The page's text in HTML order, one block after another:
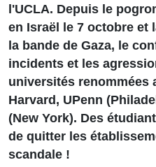
l'UCLA. Depuis le
en Israël le 7 octobre et
la bande de Gaza, le
incidents et les
universités renommées
Harvard, UPenn
(New York). Des
de quitter les
scandale !